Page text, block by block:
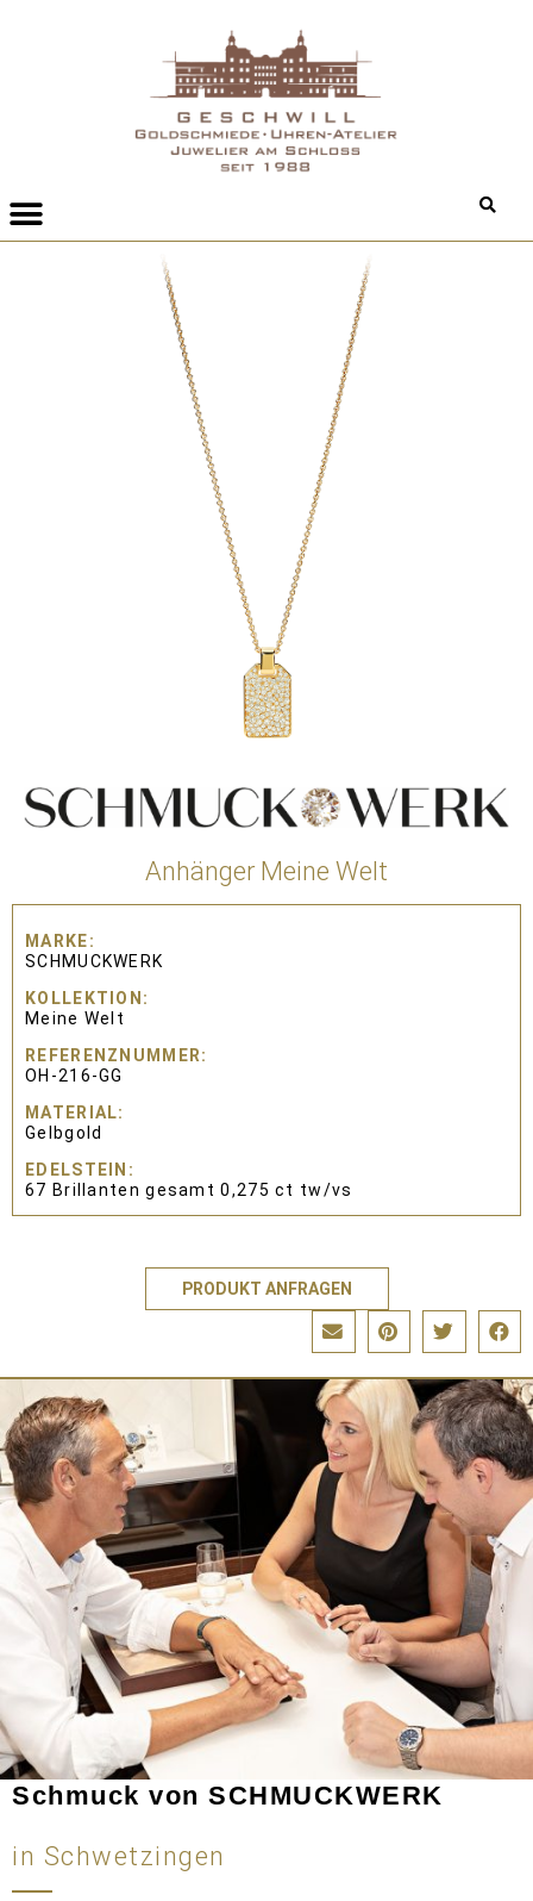
Anhänger Meine Welt
MARKE
SCHMUCKWERK
KOLLEKTION
Meine Welt
REFERENZNUMMER
OH-216-GG
MATERIAL
Gelbgold
EDELSTEIN
67 Brillanten gesamt 0,275 ct tw/vs
PRODUKT ANFRAGEN
Schmuck von SCHMUCKWERK
in Schwetzingen